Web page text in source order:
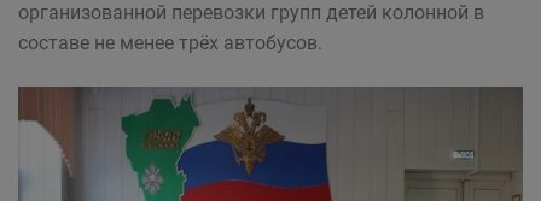
организованной перевозки групп детей колонной в
составе не менее трёх автобусов.